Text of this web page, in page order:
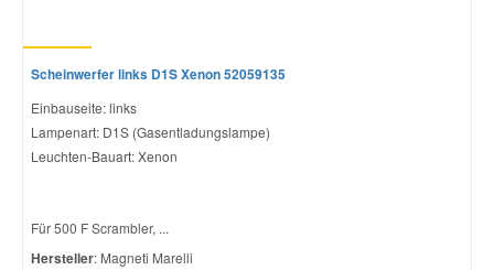
Scheinwerfer links D1S Xenon 52059135
Einbauseite: links
Lampenart: D1S (Gasentladungslampe)
Leuchten-Bauart: Xenon
Für 500 F Scrambler, ...
Hersteller: Magneti Marelli